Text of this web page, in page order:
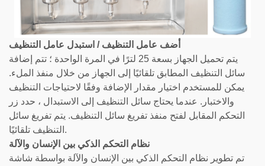
أضف عامل التنظيف / استبدل عامل التنظيف
يتم تحميل الجهاز بسعة 25 لترًا في المرة الواحدة ؛ تتم إضافة
سائل التنظيف المطابق تلقائيًا إلى الجهاز من خلال منفذ الملء.
يمكن للمستخدم اختيار مقدار الإضافة وفقًا لاحتياجات التنظيف
والاختبار. عندما يحتاج سائل التنظيف إلى الاستبدال ، حدد زر
التحكم المقابل لفتح منفذ تفريغ سائل التنظيف. يتم تفريغ سائل
التنظيف تلقائيًا.
نظام التحكم الذكي بين الإنسان والآلة
تم تطوير نظام التحكم الذكي بين الإنسان والآلة بواسطة شاشة